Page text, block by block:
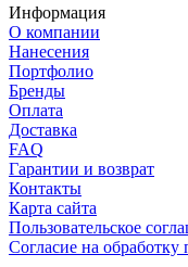
Информация
О компании
Нанесения
Портфолио
Бренды
Оплата
Доставка
FAQ
Гарантии и возврат
Контакты
Карта сайта
Пользовательское
Согласие на